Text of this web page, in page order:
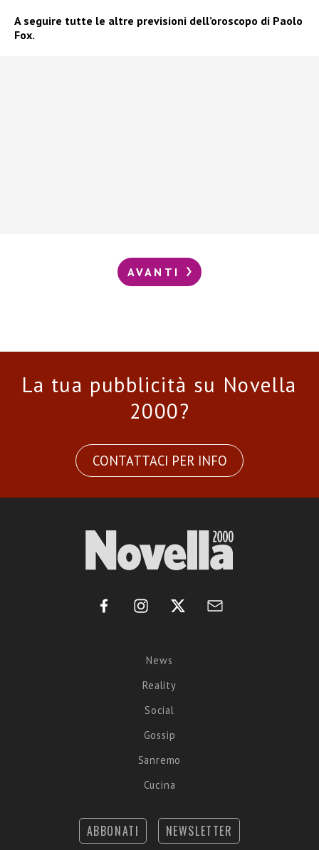
A seguire tutte le altre previsioni dell’oroscopo di Paolo
Fox.
AVANTI
La tua pubblicità su Novella
2000?
CONTATTACI PER INFO
News
Reality
Social
Gossip
Sanremo
Cucina
ABBONATI NEWSLETTER